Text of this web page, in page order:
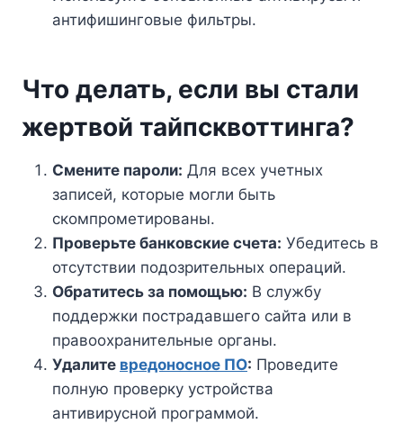
антифишинговые фильтры.
Что делать, если вы стали
жертвой тайпсквоттинга?
Смените пароли: Для всех учетных
записей, которые могли быть
скомпрометированы.
Проверьте банковские счета: Убедитесь в
отсутствии подозрительных операций.
Обратитесь за помощью: В службу
поддержки пострадавшего сайта или в
правоохранительные органы.
Удалите вредоносное ПО: Проведите
полную проверку устройства
антивирусной программой.